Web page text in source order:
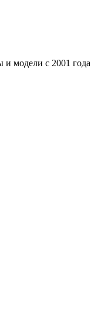
модели с 2001 года